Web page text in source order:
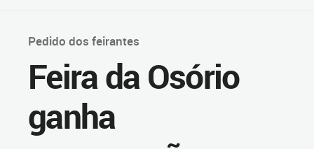
Pedido dos feirantes
Feira da Osório
ganha